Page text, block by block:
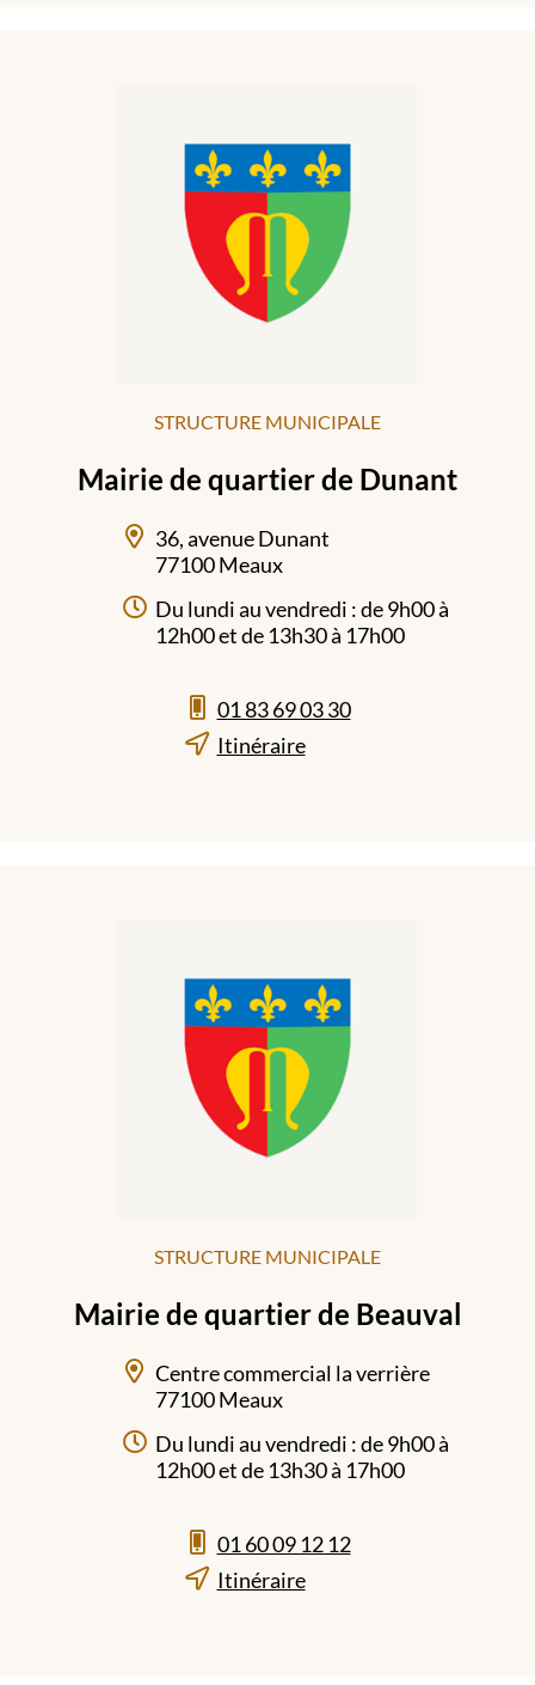
STRUCTURE MUNICIPALE
Mairie de quartier de Dunant
36, avenue Dunant
77100 Meaux
Du lundi au vendredi : de 9h00 à
12h00 et de 13h30 à 17h00
01 83 69 03 30
Itinéraire
STRUCTURE MUNICIPALE
Mairie de quartier de Beauval
Centre commercial la verrière
77100 Meaux
Du lundi au vendredi : de 9h00 à
12h00 et de 13h30 à 17h00
01 60 09 12 12
Itinéraire